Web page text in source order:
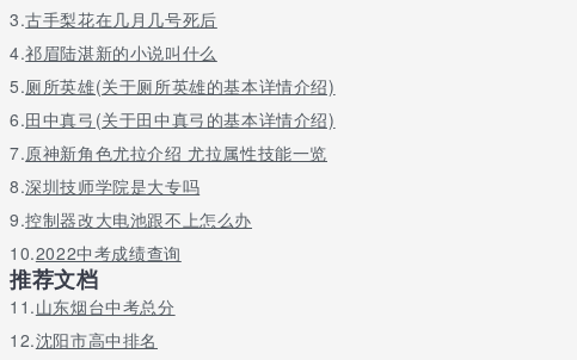
3.古手梨花在几月几号死后
4.祁眉陆湛新的小说叫什么
5.厕所英雄(关于厕所英雄的基本详情介绍)
6.田中真弓(关于田中真弓的基本详情介绍)
7.原神新角色尤拉介绍 尤拉属性技能一览
8.深圳技师学院是大专吗
9.控制器改大电池跟不上怎么办
10.2022中考成绩查询
推荐文档
11.山东烟台中考总分
12.沈阳市高中排名